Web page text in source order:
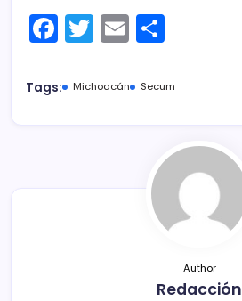
F
a
c
T
w
itt
E
m
ai m
ar
tir
Tags: Michoacán Secum
Author
Redacción